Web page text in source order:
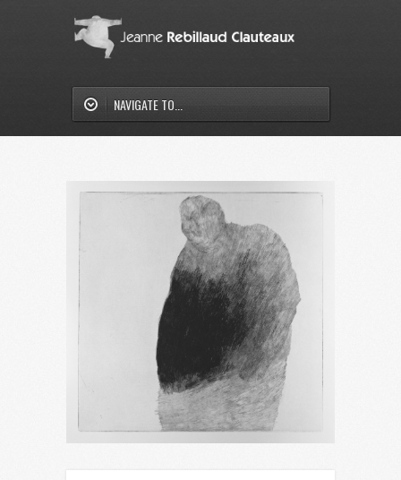
NAVIGATE TO...